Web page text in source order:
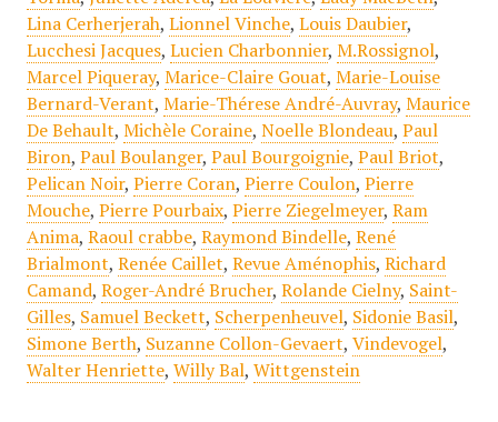
Lina Cerherjerah, Lionnel Vinche, Louis Daubier,
Lucchesi Jacques, Lucien Charbonnier, M.Rossignol,
Marcel Piqueray, Marice-Claire Gouat, Marie-Louise
Bernard-Verant, Marie-Thérese André-Auvray, Maurice
De Behault, Michèle Coraine, Noelle Blondeau, Paul
Biron, Paul Boulanger, Paul Bourgoignie, Paul Briot,
Pelican Noir, Pierre Coran, Pierre Coulon, Pierre
Mouche, Pierre Pourbaix, Pierre Ziegelmeyer, Ram
Anima, Raoul crabbe, Raymond Bindelle, René
Brialmont, Renée Caillet, Revue Aménophis, Richard
Camand, Roger-André Brucher, Rolande Cielny, Saint-
Gilles, Samuel Beckett, Scherpenheuvel, Sidonie Basil,
Simone Berth, Suzanne Collon-Gevaert, Vindevogel,
Walter Henriette, Willy Bal, Wittgenstein